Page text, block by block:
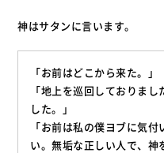
神はサタンに言います。
「お前はどこから来た。」
「地上を巡回しておりま
した。」
「お前は私の僕ヨブに気
い。無垢な正しい人で、神